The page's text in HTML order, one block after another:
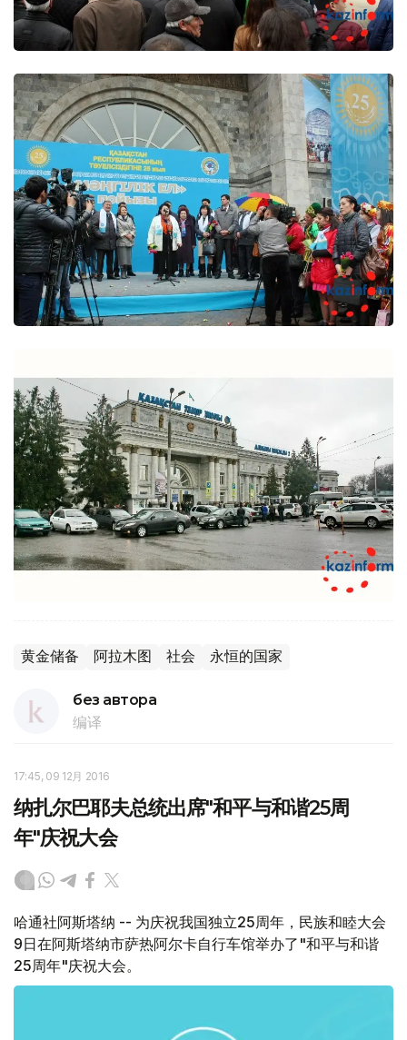
黄金储备 阿拉木图 社会 永恒的国家
без автора
编译
17:45, 09 12月 2016
纳扎尔巴耶夫总统出席"和平与和谐25周
年"庆祝大会
哈通社阿斯塔纳 -- 为庆祝我国独立25周年，民族和睦大会
9日在阿斯塔纳市萨热阿尔卡自行车馆举办了"和平与和谐
25周年"庆祝大会。